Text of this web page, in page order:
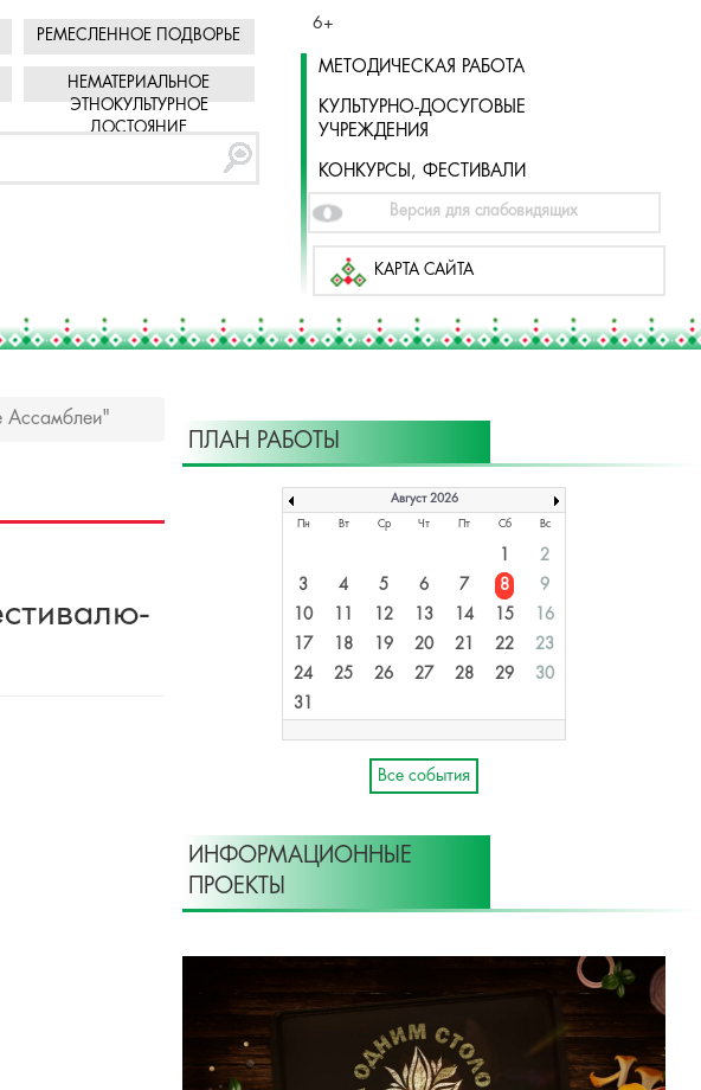
РЕМЕСЛЕННОЕ ПОДВОРЬЕ
НЕМАТЕРИАЛЬНОЕ
ЭТНОКУЛЬТУРНОЕ
ДОСТОЯНИЕ
6+
МЕТОДИЧЕСКАЯ РАБОТА
КУЛЬТУРНО-ДОСУГОВЫЕ
УЧРЕЖДЕНИЯ
КОНКУРСЫ, ФЕСТИВАЛИ
Версия для слабовидящих
КАРТА САЙТА
Ассамблеи"
ПЛАН РАБОТЫ
Август 2026
Пн Вт Ср Чт Пт Сб Вс
1
2
3
4 5 6 7 8
9
10
11 12 13 14 15
16
17
18 19 20 21 22
23
24
25 26 27 28 29
30
31
Все события
ИНФОРМАЦИОННЫЕ
ПРОЕКТЫ